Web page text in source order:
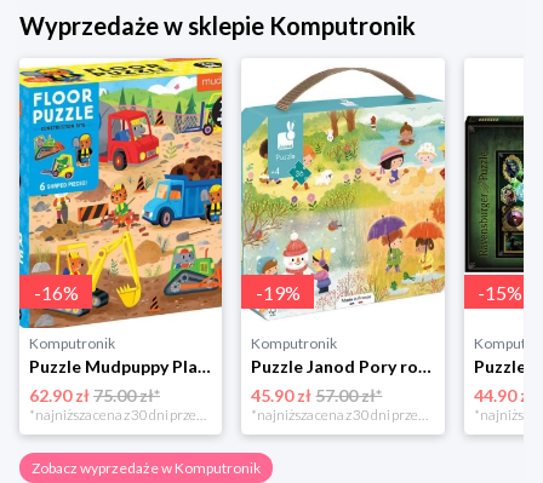
Wyprzedaże w sklepie Komputronik
-16%
Komputronik
Puzzle Mudpuppy Plac Budowy 25 el.
62.90 zł75.00 zł*
*najniższa cena z 30 dni przed obniżką
-19%
Komputronik
Puzzle Janod Pory roku w walizce 36 elementów
45.90 zł 57.00 zł*
*najniższa cena z 30 dni przed obniżką
-15%
44.90 zł
Zobacz wyprzedaże w Komputronik